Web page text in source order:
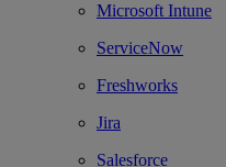
Microsoft Intune
ServiceNow
Freshworks
Jira
Salesforce